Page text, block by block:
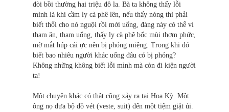
đòi bồi thường hai triệu đô la. Bà ta không thấy lỗi
mình là khi cầm ly cà phê lên, nếu thấy nóng thì phải
biết thổi cho nó nguội rồi mới uống, đàng này có thể vì
tham ăn, tham uống, thấy ly cà phê bốc mùi thơm phức,
mờ mắt húp cái ực nên bị phỏng miệng. Trong khi đó
biết bao nhiêu người khác uống đâu có bị phỏng?
Không những không biết lỗi mình mà còn đi kiện người
ta!
Một chuyện khác có thật cũng xảy ra tại Hoa Kỳ. Một
ông nọ đưa bộ đồ vét (veste, suit) đến một tiệm giặt ủi.